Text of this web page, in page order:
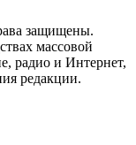
защищены.
массовой
радио и Интернет,
редакции.